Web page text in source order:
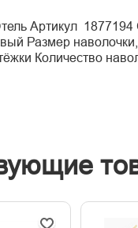
Артикул
Размер
Количество